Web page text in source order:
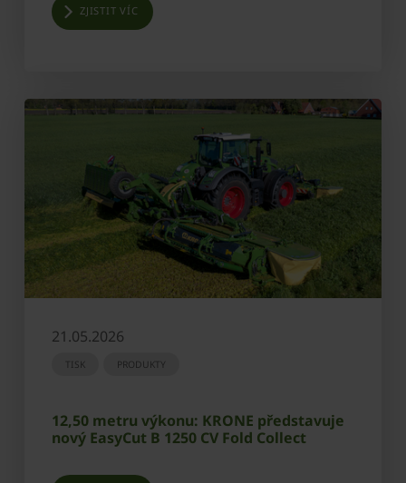
ZJISTIT VÍC
21.05.2026
TISK PRODUKTY
12,50 metru výkonu: KRONE představuje
nový EasyCut B 1250 CV Fold Collect